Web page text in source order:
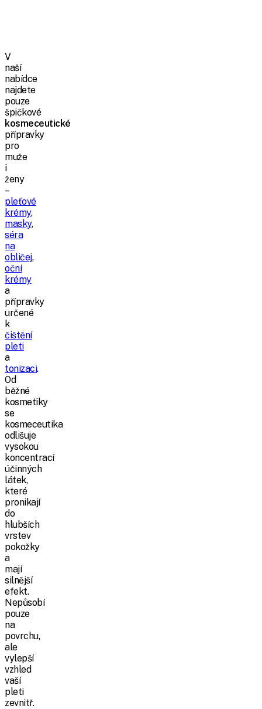
V
naší
nabídce
najdete
pouze
špičkové
kosmeceutické
přípravky
pro
muže
i
ženy
–
pleťové
krémy,
masky,
séra
na
obličej,
oční
krémy
a
přípravky
určené
k
čištění
pleti
a
tonizaci.
Od
běžné
kosmetiky
se
kosmeceutika
odlišuje
vysokou
koncentrací
účinných
látek,
které
pronikají
do
hlubších
vrstev
pokožky
a
mají
silnější
efekt.
Nepůsobí
pouze
na
povrchu,
ale
vylepší
vzhled
vaší
pleti
zevnitř.